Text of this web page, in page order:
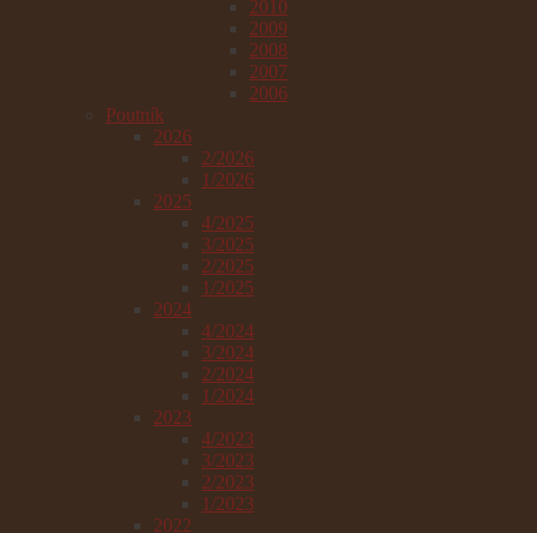
2010
2009
2008
2007
2006
Poutník
2026
2/2026
1/2026
2025
4/2025
3/2025
2/2025
1/2025
2024
4/2024
3/2024
2/2024
1/2024
2023
4/2023
3/2023
2/2023
1/2023
2022